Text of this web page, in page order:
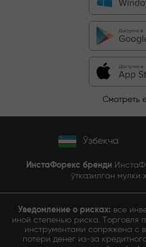
Смотреть
Ўзбекча
ИнстаФорекс бренди
ўтказилган мулки
Уведомление о рисках: все
иной степенью риска. Торговля
инструментами сопряжена с
потери денег из-за